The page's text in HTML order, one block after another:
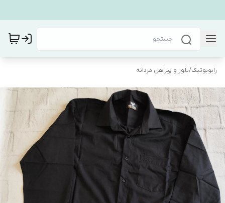
رابوبوتیک/بلوز و پیراهن مردانه